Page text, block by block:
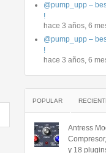
@pump_upp –
!
hace 3 años, 6
@pump_upp –
!
hace 3 años, 6
POPULAR
Antress
y 18